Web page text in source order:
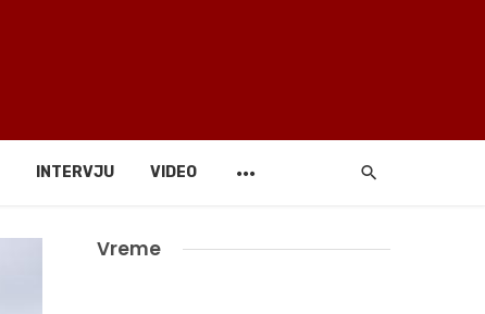
INTERVJU VIDEO
Vreme